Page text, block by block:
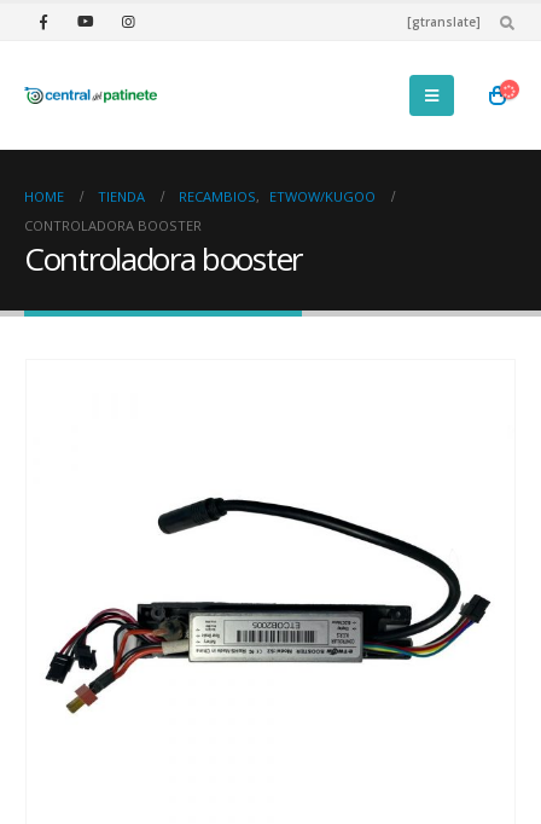
[gtranslate]
HOME TIENDA RECAMBIOS,
ETWOW/KUGOO
CONTROLADORA BOOSTER
Controladora booster